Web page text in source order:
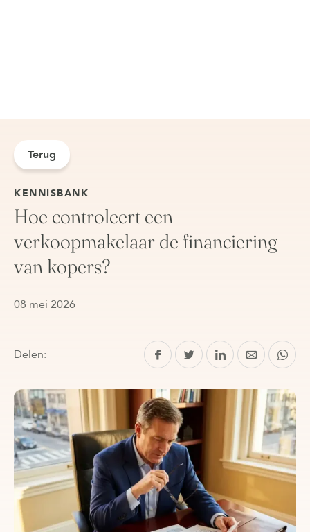
Terug
KENNISBANK
Hoe controleert een
verkoopmakelaar de financiering
van kopers?
08 mei 2026
Delen: